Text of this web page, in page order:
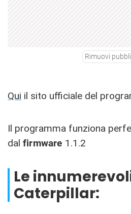
Rimuovi
Qui il sito ufficiale del
Il programma funziona
dal firmware 1.1.2
Le
Caterpillar: